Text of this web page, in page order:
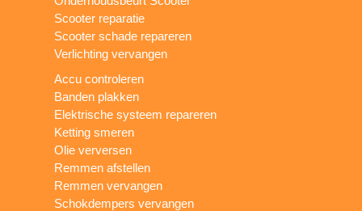
Scooter reparatie
Scooter schade repareren
Verlichting vervangen
Accu controleren
Banden plakken
Elektrische systeem repareren
Ketting smeren
Olie verversen
Remmen afstellen
Remmen vervangen
Schokdempers vervangen